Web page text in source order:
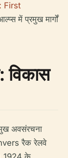
First
में प्रमुख मार्गों
विकास
अवसंरचना
रैक रेलवे